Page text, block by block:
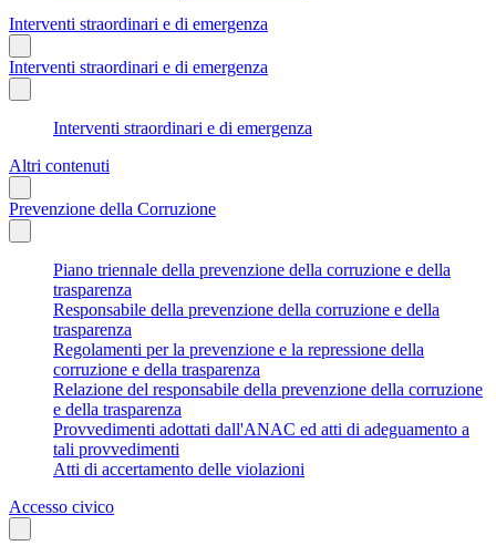
Interventi straordinari e di emergenza
Interventi straordinari e di emergenza
Interventi straordinari e di emergenza
Altri contenuti
Prevenzione della Corruzione
Piano triennale della prevenzione della corruzione e della
trasparenza
Responsabile della prevenzione della corruzione e della
trasparenza
Regolamenti per la prevenzione e la repressione della
corruzione e della trasparenza
Relazione del responsabile della prevenzione della corruzione
e della trasparenza
Provvedimenti adottati dall'ANAC ed atti di adeguamento a
tali provvedimenti
Atti di accertamento delle violazioni
Accesso civico